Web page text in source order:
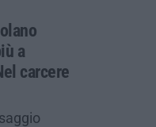
a
carcere